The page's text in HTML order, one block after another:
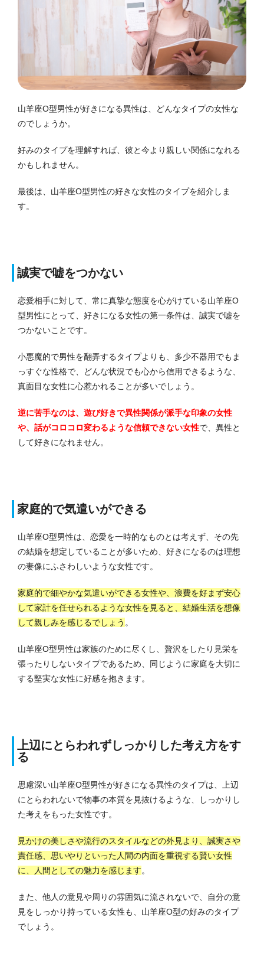
山羊座O型男性が好きになる異性は、どんなタイプの女性な
のでしょうか。
好みのタイプを理解すれば、彼と今より親しい関係になれる
かもしれません。
最後は、山羊座O型男性の好きな女性のタイプを紹介しま
す。
誠実で嘘をつかない
恋愛相手に対して、常に真摯な態度を心がけている山羊座O
型男性にとって、好きになる女性の第一条件は、誠実で嘘を
つかないことです。
小悪魔的で男性を翻弄するタイプよりも、多少不器用でもま
っすぐな性格で、どんな状況でも心から信用できるような、
真面目な女性に心惹かれることが多いでしょう。
逆に苦手なのは、遊び好きで異性関係が派手な印象の女性
や、話がコロコロ変わるような信頼できない女性で、異性と
して好きになれません。
家庭的で気遣いができる
山羊座O型男性は、恋愛を一時的なものとは考えず、その先
の結婚を想定していることが多いため、好きになるのは理想
の妻像にふさわしいような女性です。
家庭的で細やかな気遣いができる女性や、浪費を好まず安心
して家計を任せられるような女性を見ると、結婚生活を想像
して親しみを感じるでしょう 。
山羊座O型男性は家族のために尽くし、贅沢をしたり見栄を
張ったりしないタイプであるため、同じように家庭を大切に
する堅実な女性に好感を抱きます。
上辺にとらわれずしっかりした考え方をす
る
思慮深い山羊座O型男性が好きになる異性のタイプは、上辺
にとらわれないで物事の本質を見抜けるような、しっかりし
た考えをもった女性です。
見かけの美しさや流行のスタイルなどの外見より、誠実さや
責任感、思いやりといった人間の内面を重視する賢い女性
に、人間としての魅力を感じます。
また、他人の意見や周りの雰囲気に流されないで、自分の意
見をしっかり持っている女性も、山羊座O型の好みのタイプ
でしょう。